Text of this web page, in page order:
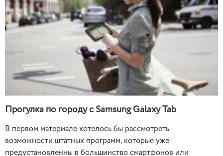
Прогулка по городу с Samsung Galaxy Tab
В первом материале хотелось бы рассмотреть
возможности штатных программ, которые уже
предустановленны в большинство смартфонов или